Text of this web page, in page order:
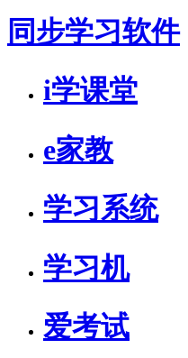
同步学习软件
i学课堂
e家教
学习系统
学习机
爱考试